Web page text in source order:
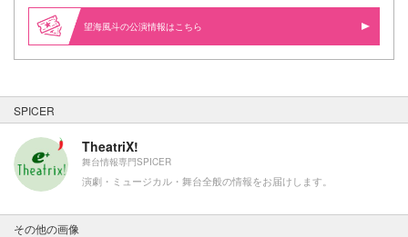
望海風斗の公演情報はこちら
SPICER
TheatriX!
舞台情報専門SPICER
演劇・ミュージカル・舞台全般の情報をお届けします。
その他の画像